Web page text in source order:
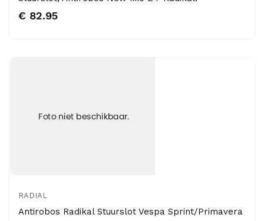
€ 82.95
RADIAL
Antirobos Radikal Stuurslot Vespa Sprint/Primavera